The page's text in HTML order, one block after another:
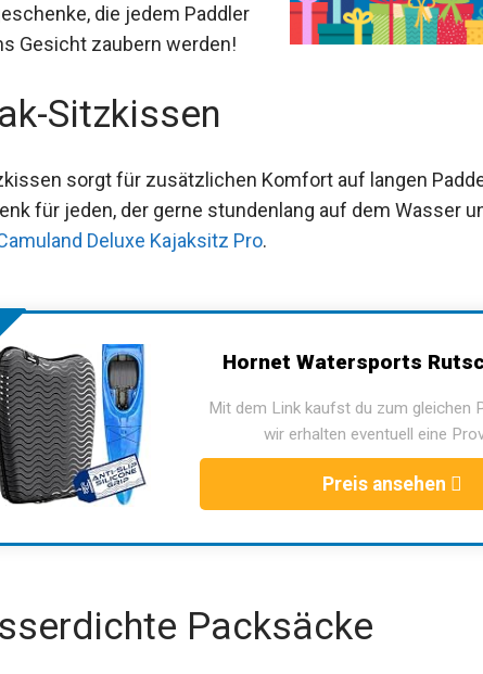
die jedem Paddler
Gesicht zaubern werden!
Sitzkissen
sorgt für zusätzlichen Komfort auf langen
für jeden, der gerne stundenlang auf dem Wasser
Deluxe Kajaksitz Pro.
Hornet Watersports
Mit dem Link kaufst du zum gleichen
wir erhalten eventuell eine
Preis ansehen
Packsäcke